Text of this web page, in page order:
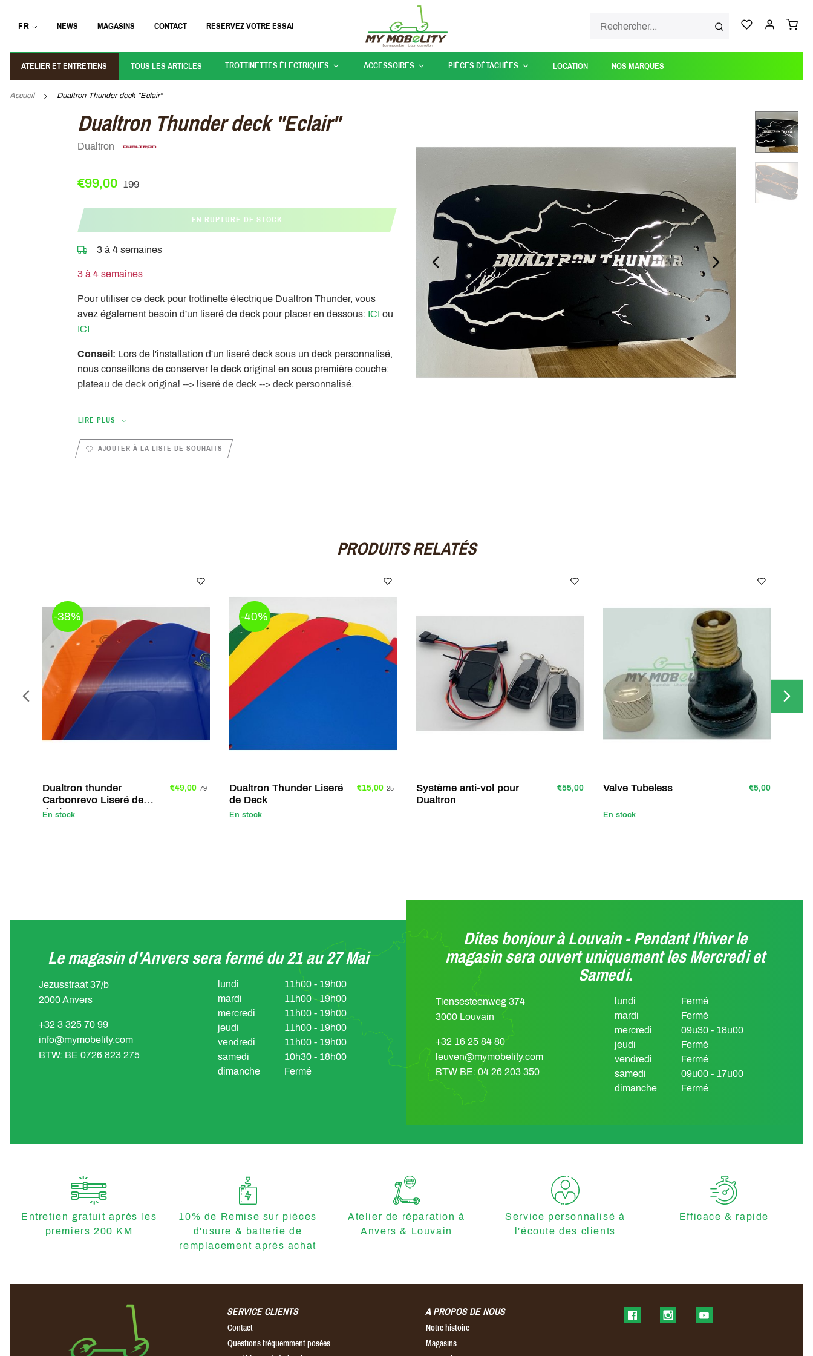
FR NEWS MAGASINS CONTACT RÉSERVEZ VOTRE ESSAI
ATELIER ET ENTRETIENS TOUS LES ARTICLES TROTTINETTES ÉLECTRIQUES ACCESSOIRES PIÈCES DÉTACHÉES LOCATION NOS MARQUES
Accueil Dualtron Thunder deck "Eclair"
Dualtron Thunder deck "Eclair"
Dualtron
€99,00 199
EN RUPTURE DE STOCK
3 à 4 semaines
3 à 4 semaines
Pour utiliser ce deck pour trottinette électrique Dualtron Thunder, vous
avez également besoin d'un liseré de deck pour placer en dessous: ICI ou
ICI
Conseil: Lors de l'installation d'un liseré deck sous un deck personnalisé,
nous conseillons de conserver le deck original en sous première couche:
plateau de deck original --> liseré de deck --> deck personnalisé.
LIRE PLUS
AJOUTER À LA LISTE DE SOUHAITS
PREVIOUS_SLIDE NEXT_SLIDE
PRODUITS RELATÉS
-38%
Dualtron thunder
Carbonrevo Liseré de
deck
€49,00 79
En stock
-40%
Dualtron Thunder Liseré
de Deck
€15,00 25
En stock
Système anti-vol pour
Dualtron
€55,00 Valve Tubeless €5,00
En stock
Le magasin d'Anvers sera fermé du 21 au 27 Mai
Jezusstraat 37/b
2000 Anvers
+32 3 325 70 99
info@mymobelity.com
BTW: BE 0726 823 275
lundi
11h00 - 19h00
mardi
11h00 - 19h00
mercredi
11h00 - 19h00
jeudi
11h00 - 19h00
vendredi
11h00 - 19h00
samedi
10h30 - 18h00
dimanche
Fermé
Dites bonjour à Louvain - Pendant l'hiver le
magasin sera ouvert uniquement les Mercredi et
Samedi.
Tiensesteenweg 374
3000 Louvain
+32 16 25 84 80
leuven@mymobelity.com
BTW BE: 04 26 203 350
lundi
Fermé
mardi
Fermé
mercredi
09u30 - 18u00
jeudi
Fermé
vendredi
Fermé
samedi
09u00 - 17u00
dimanche
Fermé
Entretien gratuit après les
premiers 200 KM
10% de Remise sur pièces
d'usure & batterie de
remplacement après achat
Atelier de réparation à
Anvers & Louvain
Service personnalisé à
l'écoute des clients
Efficace & rapide
SERVICE CLIENTS
Contact
Questions fréquemment posées
A PROPOS DE NOUS
Notre histoire
Magasins
Find us on FacebookFind us on InstagramFind us on YouTube